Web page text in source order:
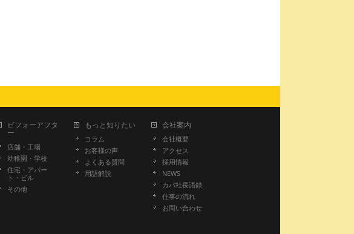
ビフォーアフタ
ー
店舗・工場
幼稚園・学校
住宅・アパー
ト・ビル
その他
もっと知りたい
コラム
お客様の声
よくある質問
用語解説
会社案内
会社概要
アクセス
採用情報
NEWS
カバ社長語録
仕事の流れ
お問い合わせ